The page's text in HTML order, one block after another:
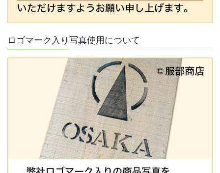
ロゴマーク入り写真使用について